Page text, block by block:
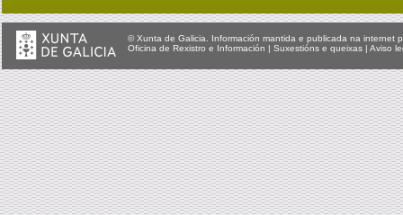
© Xunta de Galicia. Información mantida e publicada na internet
Oficina de Rexistro e Información | Suxestións e queixas | Aviso